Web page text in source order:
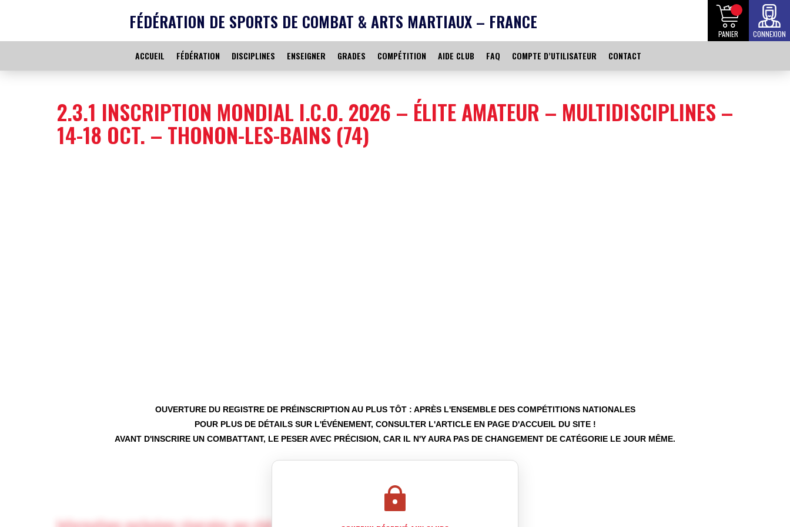
FÉDÉRATION DE SPORTS DE COMBAT & ARTS MARTIAUX – FRANCE
PANIER CONNEXION
ACCUEIL FÉDÉRATION DISCIPLINES ENSEIGNER GRADES COMPÉTITION AIDE CLUB FAQ COMPTE D’UTILISATEUR CONTACT
2.3.1 INSCRIPTION MONDIAL I.C.O. 2026 – ÉLITE AMATEUR – MULTIDISCIPLINES –
14-18 OCT. – THONON-LES-BAINS (74)
OUVERTURE DU REGISTRE DE PRÉINSCRIPTION AU PLUS TÔT : APRÈS L'ENSEMBLE DES COMPÉTITIONS NATIONALES
POUR PLUS DE DÉTAILS SUR L'ÉVÉNEMENT, CONSULTER L'ARTICLE EN PAGE D'ACCUEIL DU SITE !
AVANT D'INSCRIRE UN COMBATTANT, LE PESER AVEC PRÉCISION, CAR IL N'Y AURA PAS DE CHANGEMENT DE CATÉGORIE LE JOUR MÊME.